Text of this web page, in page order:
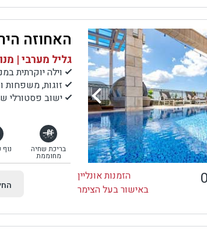
האחוזה
גליל מערבי |
וילה יוקרתית
זוגות, משפחות
ישוב פסטורלי
בריכת שחיה
מחוממת
הזמנות אונליין
באישור בעל הצימר